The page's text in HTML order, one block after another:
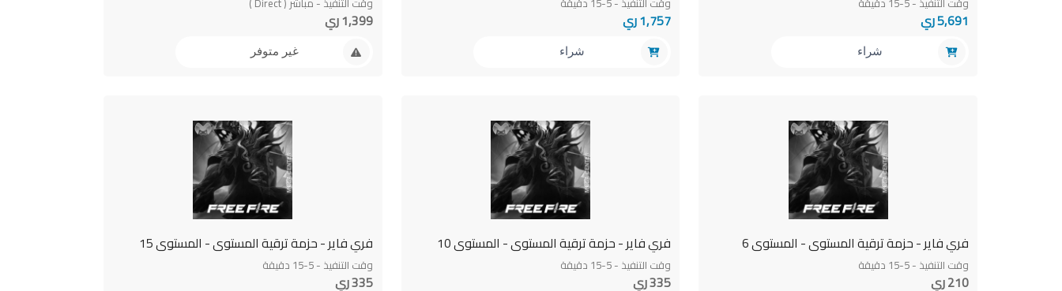
5,691 ري
شراء
1,757 ري
شراء
1,399 ري
غير متوفر
فري فاير - حزمة ترقية المستوى - المستوى 6
وقت التنفيذ - 5-15 دقيقة
210 ري
فري فاير - حزمة ترقية المستوى - المستوى 10
وقت التنفيذ - 5-15 دقيقة
335 ري
فري فاير - حزمة ترقية المستوى - المستوى 15
وقت التنفيذ - 5-15 دقيقة
335 ري